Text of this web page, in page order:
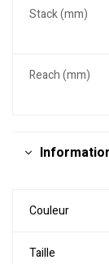
Stack (mm)
Reach (mm)
Couleur
Taille